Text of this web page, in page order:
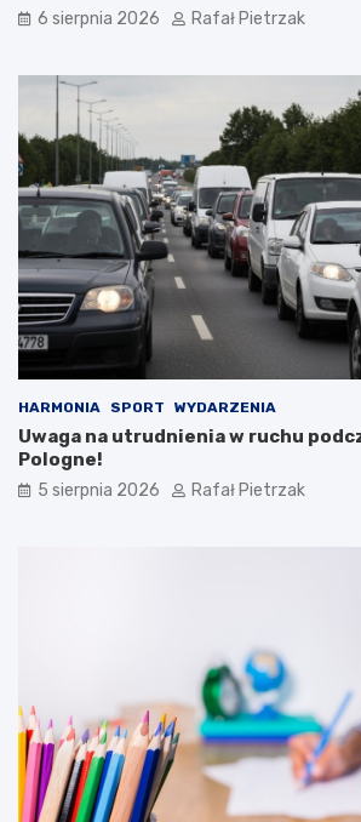
6 sierpnia 2026 Rafał Pietrzak
HARMONIA SPORT WYDARZENIA
Uwaga na utrudnienia w ruchu
Pologne!
5 sierpnia 2026 Rafał Pietrzak